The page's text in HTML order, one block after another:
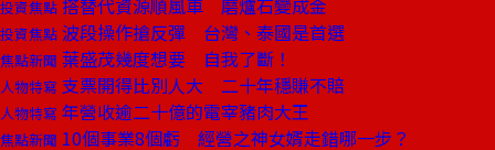
投資焦點 搭替代資源順風車 磨爐石變成金
投資焦點 波段操作搶反彈 台灣、泰國是首選
焦點新聞 葉盛茂幾度想要 自我了斷！
人物特寫 支票開得比別人大 二十年穩賺不賠
人物特寫 年營收逾二十億的電宰豬肉大王
焦點新聞 10個事業8個虧 經營之神女婿走錯哪一步？